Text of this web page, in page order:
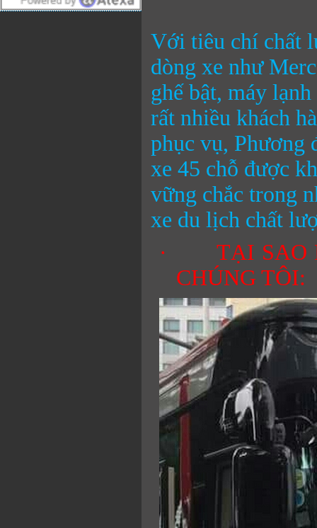
Với tiêu chí chất
dòng xe như
ghế bật, máy
rất nhiều khách
phục vụ, Phương
xe 45 chỗ được
vững chắc trong
xe du lịch chất
·
TẠI SAO
CHÚNG TÔI: